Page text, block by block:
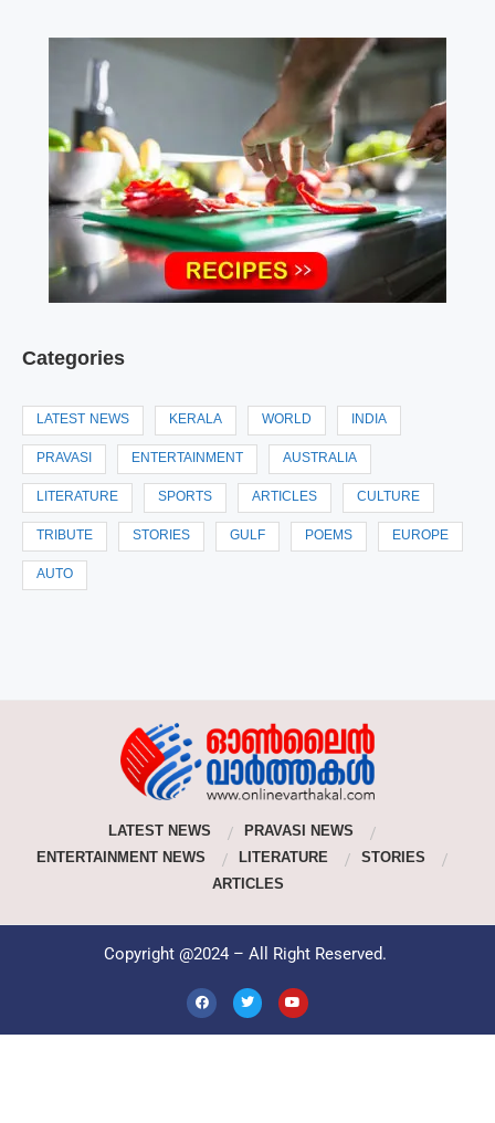
Categories
LATEST NEWS KERALA WORLD INDIA
PRAVASI ENTERTAINMENT AUSTRALIA
LITERATURE SPORTS ARTICLES CULTURE
TRIBUTE STORIES GULF POEMS EUROPE
AUTO
LATEST NEWS
PRAVASI NEWS
ENTERTAINMENT NEWS
LITERATURE
STORIES
ARTICLES
Copyright @2024 – All Right Reserved.